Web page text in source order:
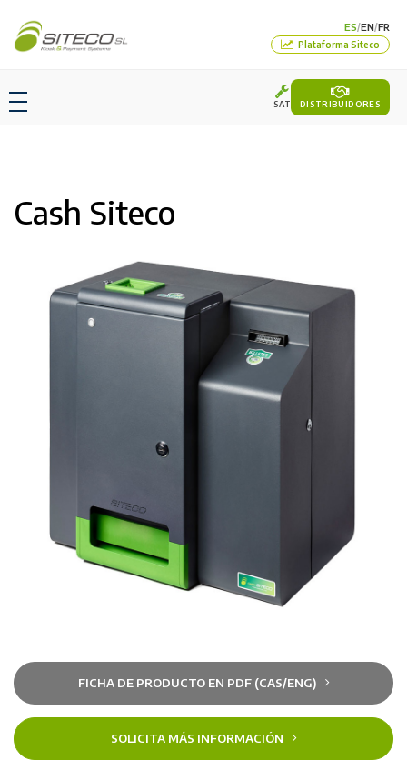
ES/EN/FR
Plataforma Siteco
SAT DISTRIBUIDORES
Cash Siteco
FICHA DE PRODUCTO EN PDF (CAS/ENG)
SOLICITA MÁS INFORMACIÓN